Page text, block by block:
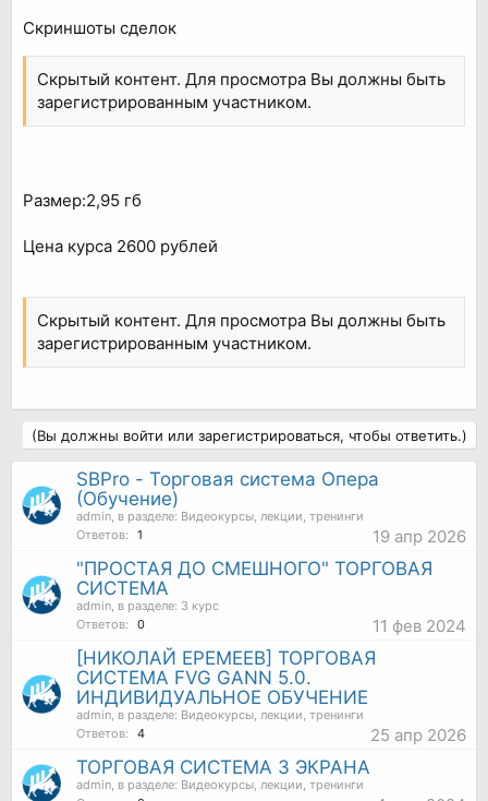
Скриншоты сделок
Скрытый контент. Для просмотра Вы должны быть
зарегистрированным участником.
Размер:2,95 гб
Цена курса 2600 рублей
Скрытый контент. Для просмотра Вы должны быть
зарегистрированным участником.
(Вы должны войти или зарегистрироваться, чтобы ответить.)
SBPro - Торговая система Опера
(Обучение)
admin , в разделе: Видеокурсы, лекции, тренинги
Ответов:
1 19 апр 2026
"ПРОСТАЯ ДО СМЕШНОГО" ТОРГОВАЯ
СИСТЕМА
admin , в разделе: 3 курс
Ответов:
0 11 фев 2024
[НИКОЛАЙ ЕРЕМЕЕВ] ТОРГОВАЯ
СИСТЕМА FVG GANN 5.0.
ИНДИВИДУАЛЬНОЕ ОБУЧЕНИЕ
admin , в разделе: Видеокурсы, лекции, тренинги
Ответов:
4 25 апр 2026
ТОРГОВАЯ СИСТЕМА 3 ЭКРАНА
admin , в разделе: Видеокурсы, лекции, тренинги